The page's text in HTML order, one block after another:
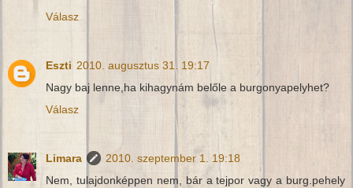
Válasz
Eszti 2010. augusztus 31. 19:17
Nagy baj lenne,ha kihagynám belőle a burgonyapelyhet?
Válasz
Limara
2010. szeptember 1. 19:18
Nem, tulajdonképpen nem, bár a tejpor vagy a burg.pehely